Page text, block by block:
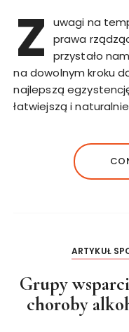
Z
uwagi na
prawa
przystało
na dowolnym kroku
najlepszą
łatwiejszą i
ARTYKUŁ
Grupy
choroby